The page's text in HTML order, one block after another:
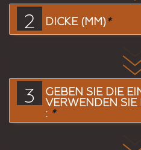
2 DICKE (MM)*
3
GEBEN SIE DIE
VERWENDEN SIE
: *